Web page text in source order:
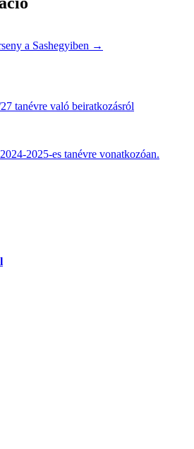
a Sashegyiben →
tanévre való beiratkozásról
2025-es tanévre vonatkozóan.